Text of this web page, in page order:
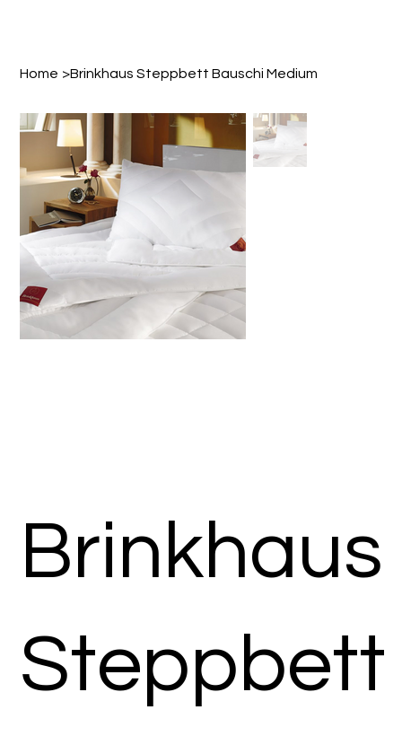
Home >Brinkhaus Steppbett Bauschi Medium
Brinkhaus
Steppbett